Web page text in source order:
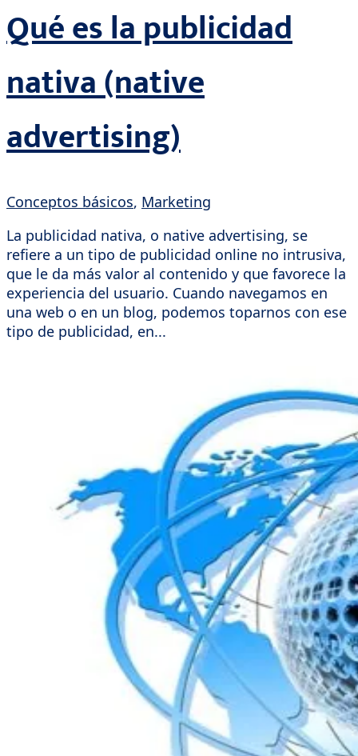
Qué es la publicidad
nativa (native
advertising)
Conceptos básicos, Marketing
La publicidad nativa, o native advertising, se
refiere a un tipo de publicidad online no intrusiva,
que le da más valor al contenido y que favorece la
experiencia del usuario. Cuando navegamos en
una web o en un blog, podemos toparnos con ese
tipo de publicidad, en...